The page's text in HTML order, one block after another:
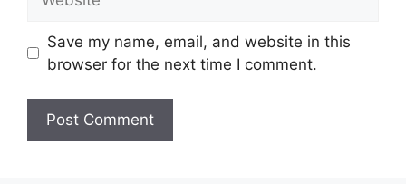
Save my name, email, and website in this
browser for the next time I comment.